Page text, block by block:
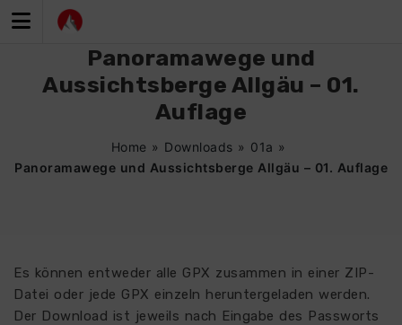
Inhalt
Panoramawege und
Aussichtsberge Allgäu – 01.
Auflage
Home » Downloads » 01a »
Panoramawege und Aussichtsberge Allgäu – 01. Auflage
Es können entweder alle GPX zusammen in einer ZIP-
Datei oder jede GPX einzeln heruntergeladen werden.
Der Download ist jeweils nach Eingabe des Passworts